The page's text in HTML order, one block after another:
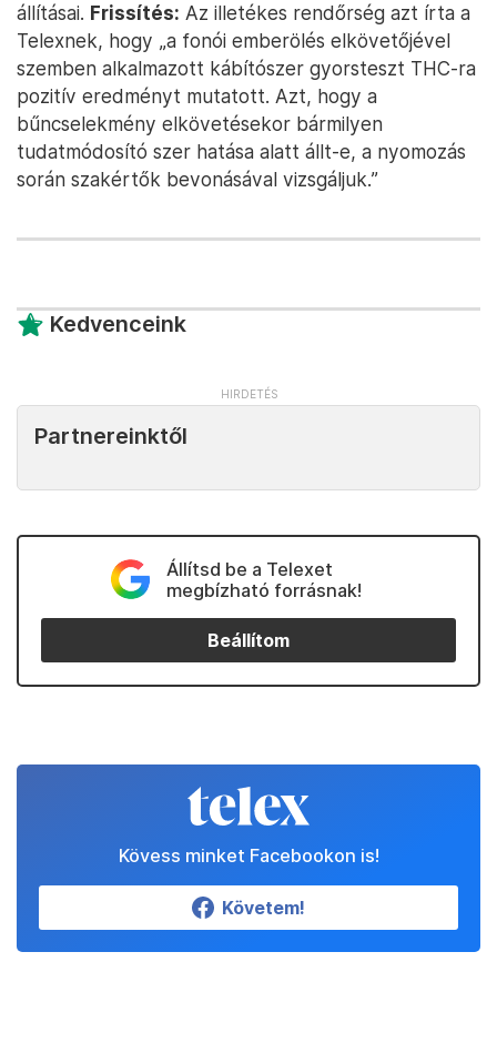
állításai. Frissítés: Az illetékes rendőrség azt írta a
Telexnek, hogy „a fonói emberölés elkövetőjével
szemben alkalmazott kábítószer gyorsteszt THC-ra
pozitív eredményt mutatott. Azt, hogy a
bűncselekmény elkövetésekor bármilyen
tudatmódosító szer hatása alatt állt-e, a nyomozás
során szakértők bevonásával vizsgáljuk.”
Kedvenceink
Partnereinktől
Állítsd be a Telexet
megbízható forrásnak!
Beállítom
Kövess minket Facebookon is!
Követem!